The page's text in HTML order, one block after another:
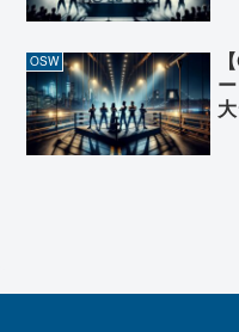
OSW